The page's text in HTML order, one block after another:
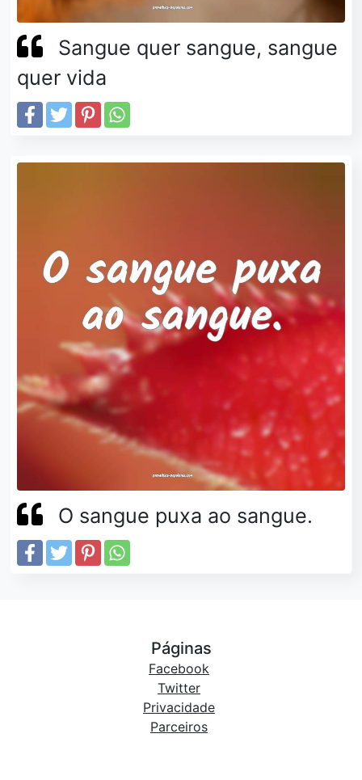
Sangue quer sangue, sangue
quer vida
O sangue puxa ao sangue.
Páginas
Facebook
Twitter
Privacidade
Parceiros